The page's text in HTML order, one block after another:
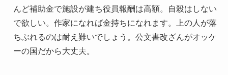
んど補助金で施設が建ち役員報酬は高額。自殺はしない
で欲しい。作家になれば金持ちになれます。上の人が落
ちぶれるのは耐え難いでしょう。公文書改ざんがオッケ
ーの国だから大丈夫。